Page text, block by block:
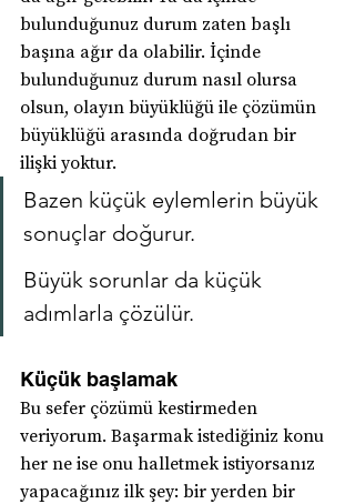
bulunduğunuz durum zaten başlı
başına ağır da olabilir. İçinde
bulunduğunuz durum nasıl olursa
olsun, olayın büyüklüğü ile çözümün
büyüklüğü arasında doğrudan bir
ilişki yoktur.
Bazen küçük eylemlerin büyük
sonuçlar doğurur.
Büyük sorunlar da küçük
adımlarla çözülür.
Küçük başlamak
Bu sefer çözümü kestirmeden
veriyorum. Başarmak istediğiniz konu
her ne ise onu halletmek istiyorsanız
yapacağınız ilk şey: bir yerden bir